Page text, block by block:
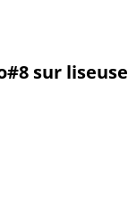
sur liseuse